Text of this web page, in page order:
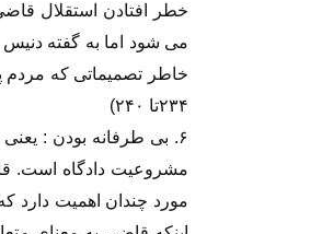
خطر افتادن استقلال
می شود اما به گفته
۲۳۴تا ۲۴۰)
۶. بی طرفانه بودن :
مشروعیت دادگاه است.
مورد چندان اهمیت دارد